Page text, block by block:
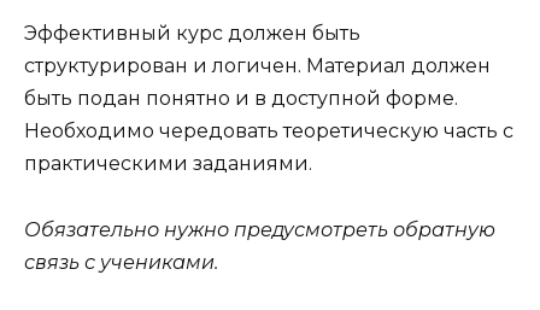
Эффективный курс должен быть
структурирован и логичен. Материал должен
быть подан понятно и в доступной форме.
Необходимо чередовать теоретическую часть с
практическими заданиями.
Обязательно нужно предусмотреть обратную
связь с учениками.